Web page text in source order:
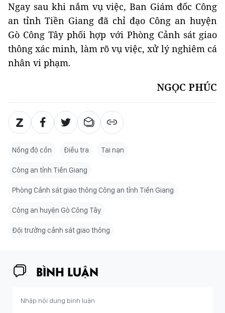
Ngay sau khi nắm vụ việc, Ban Giám đốc Công
an tỉnh Tiền Giang đã chỉ đạo Công an huyện
Gò Công Tây phối hợp với Phòng Cảnh sát giao
thông xác minh, làm rõ vụ việc, xử lý nghiêm cá
nhân vi phạm.
NGỌC PHÚC
Nồng độ cồn Điều tra Tai nạn
Công an tỉnh Tiền Giang
Phòng Cảnh sát giao thông Công an tỉnh Tiền Giang
Công an huyện Gò Công Tây
Đội trưởng cảnh sát giao thông
BÌNH LUẬN